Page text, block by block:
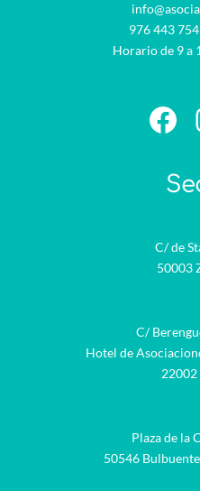
976 443 754
Horario de 9 a
C/ de
50003
C/
Hotel de
22002
Plaza de la
50546